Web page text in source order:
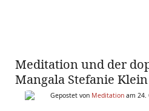
Meditation und der
Mangala Stefanie
Gepostet von Meditation am 24.